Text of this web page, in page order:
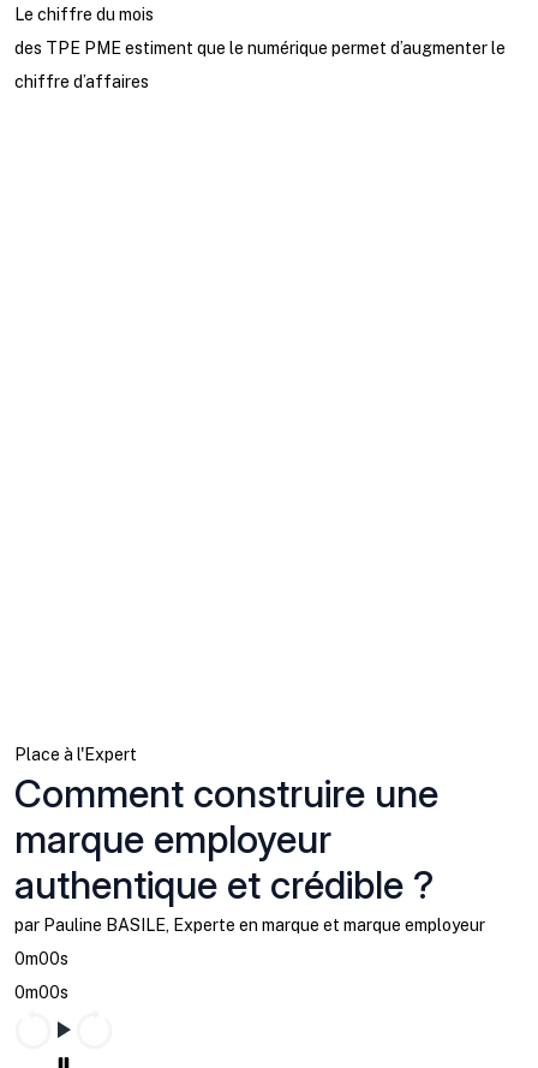
Le chiffre du mois
des TPE PME estiment que le numérique permet d’augmenter le
chiffre d’affaires
Place à l'Expert
Comment construire une
marque employeur
authentique et crédible ?
par Pauline BASILE, Experte en marque et marque employeur
0m00s
0m00s